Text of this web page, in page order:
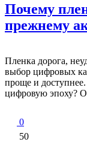
Почему
прежнему
Пленка дорога,
выбор цифровых
проще и
цифровую эпоху? О
0
50